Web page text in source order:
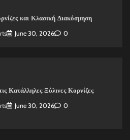
και Κλασική Διακόσμηση
June 30, 2026 0
Κατάλληλες Ξύλινες Κορνίζες
June 30, 2026 0